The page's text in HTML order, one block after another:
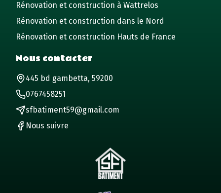
Rénovation et construction à Wattrelos
Rénovation et construction dans le Nord
Rénovation et construction Hauts de France
Nous contacter
445 bd gambetta, 59200
0767458251
sfbatiment59@gmail.com
Nous suivre